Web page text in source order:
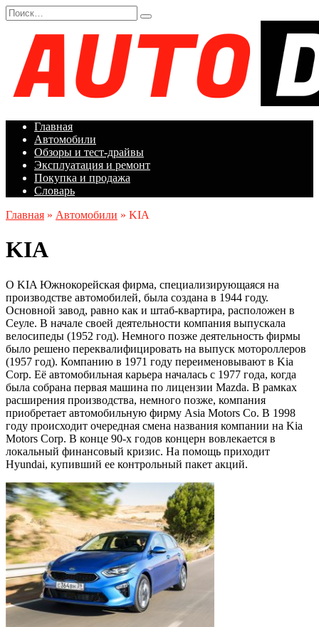
Перейти
к
содержанию
Search
for:
Главная
Автомобили
Обзоры и тест-драйвы
Эксплуатация и ремонт
Покупка и продажа
Словарь
Главная » Автомобили » KIA
KIA
О KIA Южнокорейская фирма, специализирующаяся на
производстве автомобилей, была создана в 1944 году.
Основной завод, равно как и штаб-квартира, расположен в
Сеуле. В начале своей деятельности компания выпускала
велосипеды (1952 год). Немного позже деятельность фирмы
было решено переквалифицировать на выпуск мотороллеров
(1957 год). Компанию в 1971 году переименовывают в Kia
Corp. Её автомобильная карьера началась с 1977 года, когда
была собрана первая машина по лицензии Mazda. В рамках
расширения производства, немного позже, компания
приобретает автомобильную фирму Asia Motors Co. В 1998
году происходит очередная смена названия компании на Kia
Motors Corp. В конце 90-х годов концерн вовлекается в
локальный финансовый кризис. На помощь приходит
Hyundai, купивший ее контрольный пакет акций.